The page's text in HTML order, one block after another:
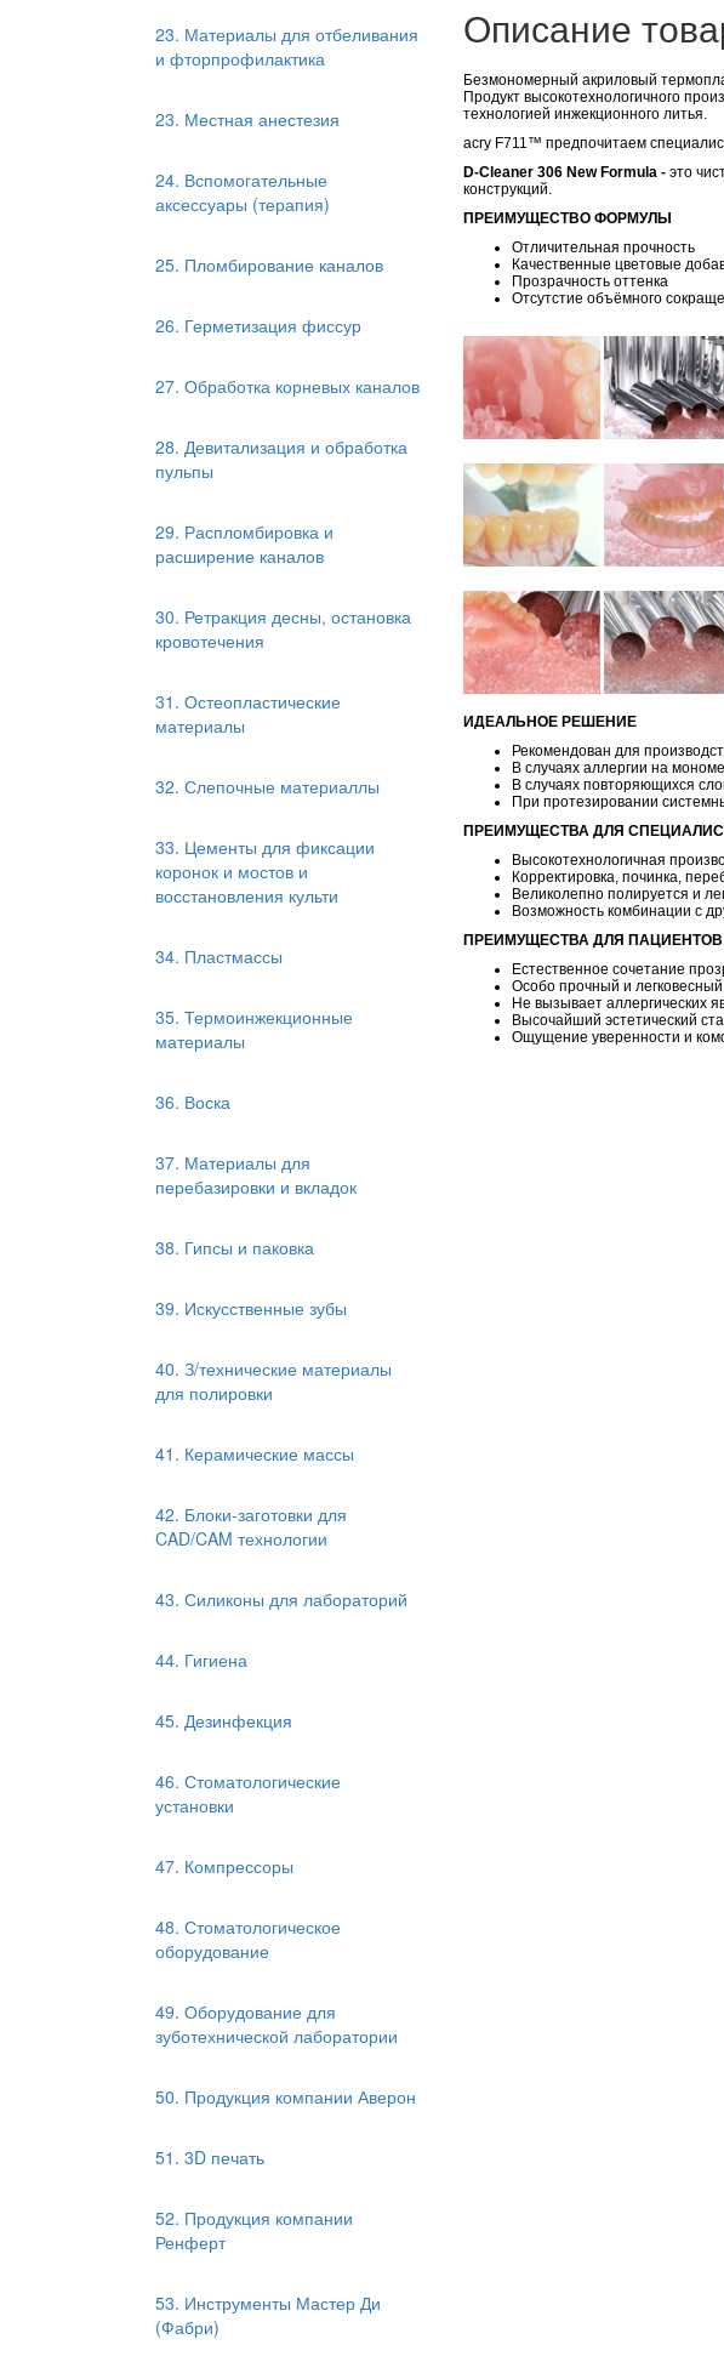
23. Материалы для отбеливания
и фторпрофилактика
23. Местная анестезия
24. Вспомогательные
аксессуары (терапия)
25. Пломбирование каналов
26. Герметизация фиссур
27. Обработка корневых каналов
28. Девитализация и обработка
пульпы
29. Распломбировка и
расширение каналов
30. Ретракция десны, остановка
кровотечения
31. Остеопластические
материалы
32. Слепочные материаллы
33. Цементы для фиксации
коронок и мостов и
восстановления культи
34. Пластмассы
35. Термоинжекционные
материалы
36. Воска
37. Материалы для
перебазировки и вкладок
38. Гипсы и паковка
39. Искусственные зубы
40. З/технические материалы
для полировки
41. Керамические массы
42. Блоки-заготовки для
CAD/CAM технологии
43. Силиконы для лабораторий
44. Гигиена
45. Дезинфекция
46. Стоматологические
установки
47. Компрессоры
48. Стоматологическое
оборудование
49. Оборудование для
зуботехнической лаборатории
50. Продукция компании Аверон
51. 3D печать
52. Продукция компании
Ренферт
53. Инструменты Мастер Ди
(Фабри)
Описание
Безмономерный акриловый
Продукт высокотехнологичного
технологией инжекционного литья.
acry F711™ предпочитаем
D-Cleaner 306 New Formula - это
конструкций.
ПРЕИМУЩЕСТВО ФОРМУЛЫ
Отличительная прочность
Качественные цветовые
Прозрачность оттенка
Отсутстие объёмного
ИДЕАЛЬНОЕ РЕШЕНИЕ
Рекомендован для
В случаях аллергии на
В случаях повторяющихся
При протезировании
ПРЕИМУЩЕСТВА ДЛЯ
Высокотехнологичная
Корректировка, починка,
Великолепно полируется и
Возможность комбинации с
ПРЕИМУЩЕСТВА ДЛЯ ПАЦИЕНТОВ
Естественное сочетание
Особо прочный и легковесный
Не вызывает аллергических
Высочайший эстетический
Ощущение уверенности и